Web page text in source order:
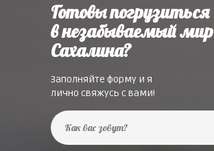
Готовы погрузиться
в незабываемый мир
Сахалина?
Заполняйте форму и я
лично свяжусь с вами!